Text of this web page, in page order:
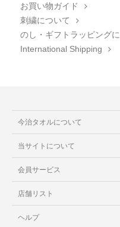
お買い物ガイド
刺繍について
のし・ギフトラッピング
International Shipping
今治タオルについて
当サイトについて
会員サービス
店舗リスト
ヘルプ